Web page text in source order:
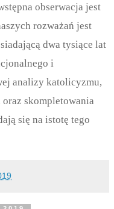
obserwacja jest
rozważań jest
dwa tysiące lat
i
analizy katolicyzmu,
skompletowania
się na istotę tego